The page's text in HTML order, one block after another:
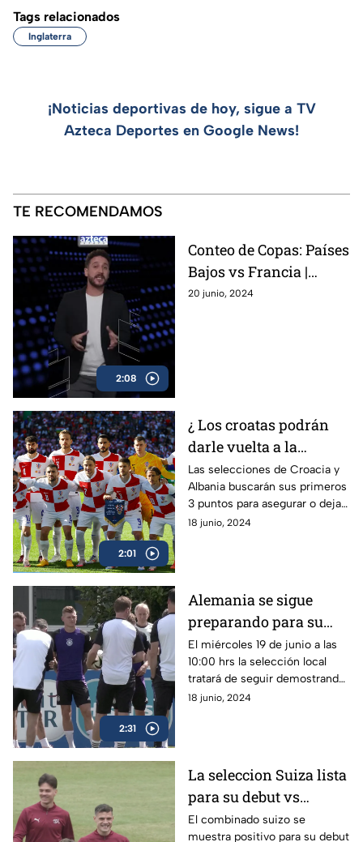
Tags relacionados
Inglaterra
¡Noticias deportivas de hoy, sigue a TV
Azteca Deportes en Google News!
TE RECOMENDAMOS
2:08
Conteo de Copas: Países
Bajos vs Francia |
Eurocopa 2024
20 junio, 2024
2:01
¿ Los croatas podrán
darle vuelta a la
página? Croacia se
mide ante albania en
su segundo juego
Las selecciones de Croacia y
Albania buscarán sus primeros
3 puntos para asegurar o dejar
ir el sueño de continuar en
18 junio, 2024
2:31
Alemania se sigue
preparando para su
segundo partido ante la
selección de Hungría
El miércoles 19 de junio a las
10:00 hrs la selección local
tratará de seguir demostrando
su poderio ofensivo ante el
18 junio, 2024
La seleccion Suiza lista
para su debut vs
Hungría
El combinado suizo se
muestra positivo para su debut